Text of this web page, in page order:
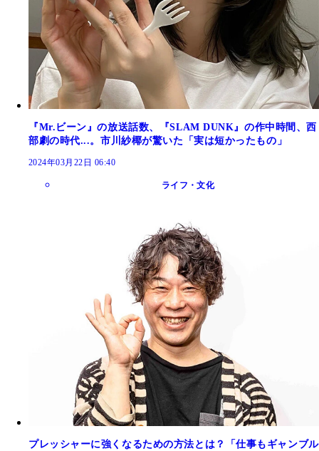
『Mr.ビーン』の放送話数、『SLAM DUNK』の作中時間、西
部劇の時代...。市川紗椰が驚いた「実は短かったもの」
2024年03月22日 06:40
ライフ・文化
プレッシャーに強くなるための方法とは？「仕事もギャンブル